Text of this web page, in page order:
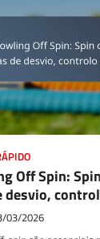
Off Spin:
desvio,
03/2026